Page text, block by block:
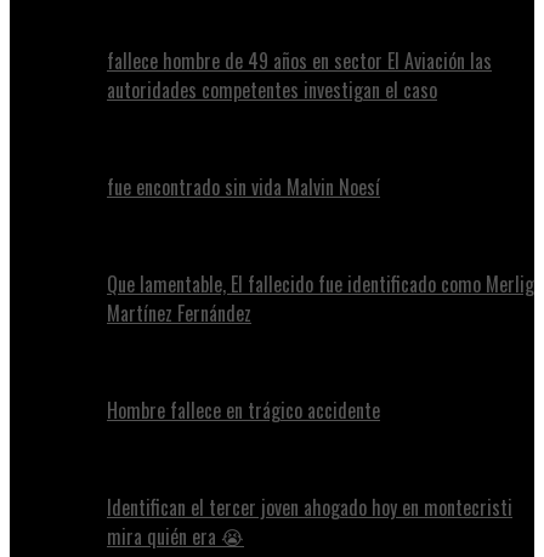
fallece hombre de 49 años en sector El Aviación las
autoridades competentes investigan el caso
fue encontrado sin vida Malvin Noesí
Que lamentable, El fallecido fue identificado como Merlig
Martínez Fernández
Hombre fallece en trágico accidente
Identifican el tercer joven ahogado hoy en montecristi
mira quién era 😭